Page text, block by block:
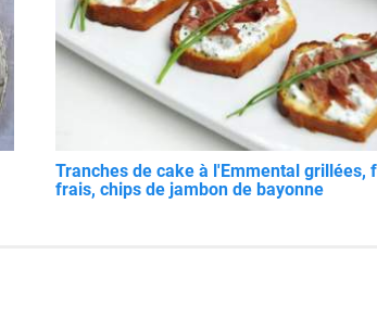
Tranches de cake à l'Emmental grillées,
frais, chips de jambon de bayonne